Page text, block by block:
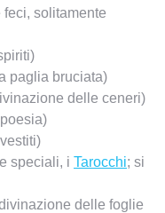
solitamente
paglia bruciata)
delle ceneri)
speciali, i Tarocchi; si
delle foglie